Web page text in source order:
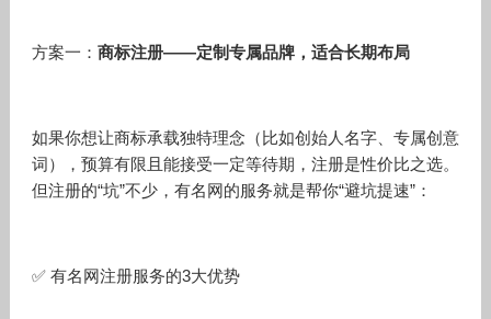
方案一： 商标注册——定制专属品牌，适合长期布局
如果你想让商标承载独特理念（比如创始人名字、专属创意
词），预算有限且能接受一定等待期，注册是性价比之选。
但注册的“坑”不少，有名网的服务就是帮你“避坑提速”：
✅ 有名网注册服务的3大优势